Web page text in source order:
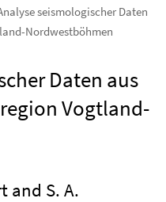
seismologischer Daten
Nordwestböhmen
Daten aus
Vogtland-
and S. A.